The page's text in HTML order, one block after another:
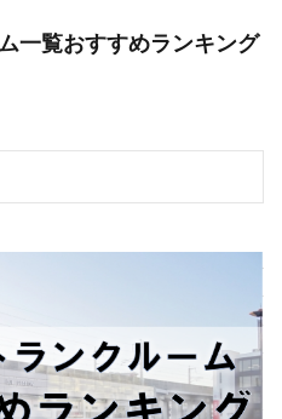
一覧おすすめランキング